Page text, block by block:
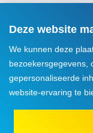
Deze website
We kunnen deze
bezoekersgegevens,
gepersonaliseerde
website-ervaring te